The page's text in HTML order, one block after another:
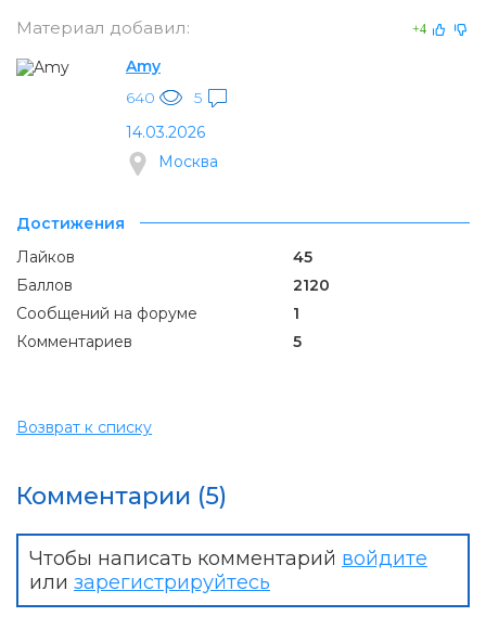
Материал добавил: +4
Amy
640
5
14.03.2026
Москва
Достижения
Лайков
45
Баллов
2120
Сообщений на форуме
1
Комментариев
5
Возврат к списку
Комментарии (5)
Чтобы написать комментарий войдите
или зарегистрируйтесь